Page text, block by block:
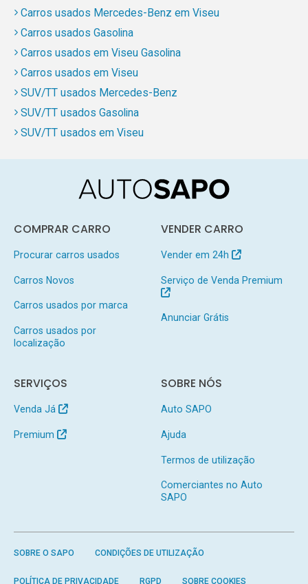
Carros usados Mercedes-Benz em Viseu
Carros usados Gasolina
Carros usados em Viseu Gasolina
Carros usados em Viseu
SUV/TT usados Mercedes-Benz
SUV/TT usados Gasolina
SUV/TT usados em Viseu
COMPRAR CARRO
Procurar carros usados
Carros Novos
Carros usados por marca
Carros usados por
localização
VENDER CARRO
Vender em 24h
Serviço de Venda Premium
Anunciar Grátis
SERVIÇOS
Venda Já
Premium
SOBRE NÓS
Auto SAPO
Ajuda
Termos de utilização
Comerciantes no Auto
SAPO
SOBRE O SAPO CONDIÇÕES DE UTILIZAÇÃO
POLÍTICA DE PRIVACIDADE RGPD SOBRE COOKIES